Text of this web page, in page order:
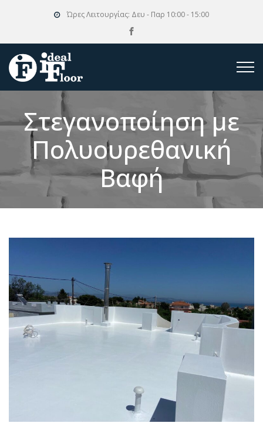
Ώρες Λειτουργίας: Δευ - Παρ 10:00 - 15:00
Στεγανοποίηση με
Πολυουρεθανική
Βαφή